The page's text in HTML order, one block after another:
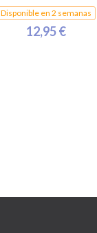
Disponible en 2 semanas
12,95 €